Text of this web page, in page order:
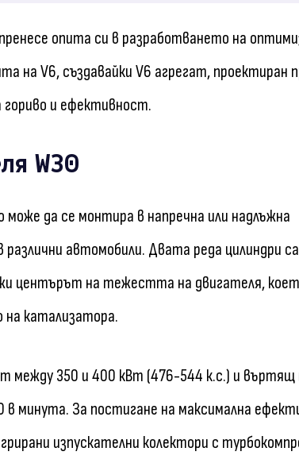
опита си в разработването на
на V6, създавайки V6 агрегат, проектиран
гориво и ефективност.
W30
да се монтира в напречна или надлъжна
автомобили. Двата реда цилиндри са
центърът на тежестта на двигателя,
катализатора.
между 350 и 400 кВт (476-544 к.с.) и
минута. За постигане на максимална
изпускателни колектори с